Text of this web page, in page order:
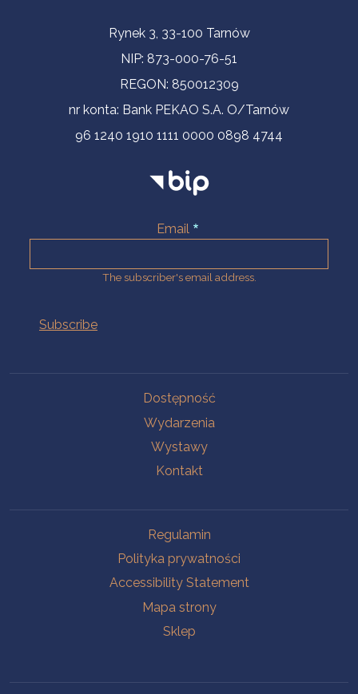
Contact InformationRynek 3, 33-100 Tarnów
NIP: 873-000-76-51
REGON: 850012309
nr konta: Bank PEKAO S.A. O/Tarnów
96 1240 1910 1111 0000 0898 4744
Email
The subscriber's email address.
Dostępność
Wydarzenia
Wystawy
Kontakt
Regulamin
Polityka prywatności
Accessibility Statement
Mapa strony
Sklep